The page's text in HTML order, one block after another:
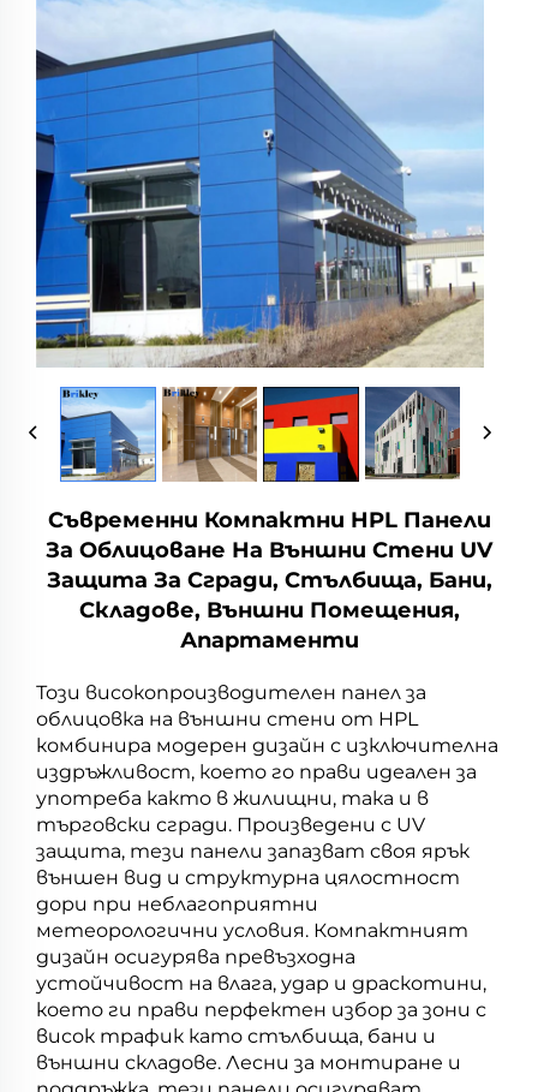
Съвременни Компактни HPL Панели
За Облицоване На Външни Стени UV
Защита За Сгради, Стълбища, Бани,
Складове, Външни Помещения,
Апартаменти
Този високопроизводителен панел за
облицовка на външни стени от HPL
комбинира модерен дизайн с изключителна
издръжливост, което го прави идеален за
употреба както в жилищни, така и в
търговски сгради. Произведени с UV
защита, тези панели запазват своя ярък
външен вид и структурна цялостност
дори при неблагоприятни
метеорологични условия. Компактният
дизайн осигурява превъзходна
устойчивост на влага, удар и драскотини,
което ги прави перфектен избор за зони с
висок трафик като стълбища, бани и
външни складове. Лесни за монтиране и